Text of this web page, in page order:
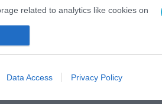
related to analytics like cookies on
related to functionality of the website
related to personalization.
Data Access Privacy Policy